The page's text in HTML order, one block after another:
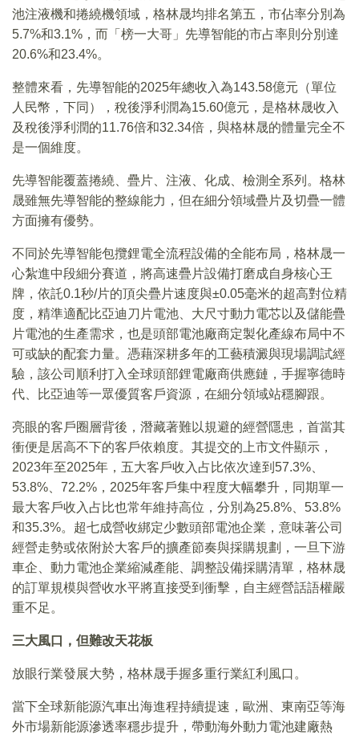
池注液機和捲繞機領域，格林晟均排名第五，市佔率分別為
5.7%和3.1%，而「榜一大哥」先導智能的市占率則分別達
20.6%和23.4%。
整體來看，先導智能的2025年總收入為143.58億元（單位
人民幣，下同），稅後淨利潤為15.60億元，是格林晟收入
及稅後淨利潤的11.76倍和32.34倍，與格林晟的體量完全不
是一個維度。
先導智能覆蓋捲繞、疊片、注液、化成、檢測全系列。格林
晟雖無先導智能的整線能力，但在細分領域疊片及切疊一體
方面擁有優勢。
不同於先導智能包攬鋰電全流程設備的全能布局，格林晟一
心紮進中段細分賽道，將高速疊片設備打磨成自身核心王
牌，依託0.1秒/片的頂尖疊片速度與±0.05毫米的超高對位精
度，精準適配比亞迪刀片電池、大尺寸動力電芯以及儲能疊
片電池的生產需求，也是頭部電池廠商定製化產線布局中不
可或缺的配套力量。憑藉深耕多年的工藝積澱與現場調試經
驗，該公司順利打入全球頭部鋰電廠商供應鏈，手握寧德時
代、比亞迪等一眾優質客戶資源，在細分領域站穩腳跟。
亮眼的客戶圈層背後，潛藏著難以規避的經營隱患，首當其
衝便是居高不下的客戶依賴度。其提交的上市文件顯示，
2023年至2025年，五大客戶收入占比依次達到57.3%、
53.8%、72.2%，2025年客戶集中程度大幅攀升，同期單一
最大客戶收入占比也常年維持高位，分別為25.8%、53.8%
和35.3%。超七成營收綁定少數頭部電池企業，意味著公司
經營走勢或依附於大客戶的擴產節奏與採購規劃，一旦下游
車企、動力電池企業縮減產能、調整設備採購清單，格林晟
的訂單規模與營收水平將直接受到衝擊，自主經營話語權嚴
重不足。
三大風口，但難改天花板
放眼行業發展大勢，格林晟手握多重行業紅利風口。
當下全球新能源汽車出海進程持續提速，歐洲、東南亞等海
外市場新能源滲透率穩步提升，帶動海外動力電池建廠熱